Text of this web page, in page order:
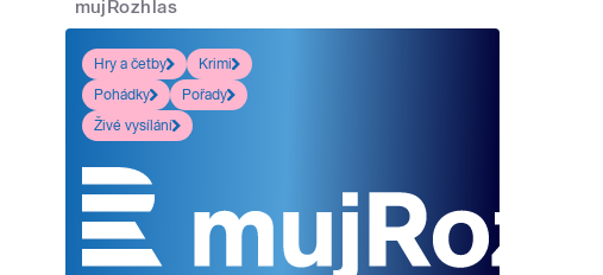
mujRozhlas
Hry a četby
Krimi
Pohádky
Pořady
Živé vysílání